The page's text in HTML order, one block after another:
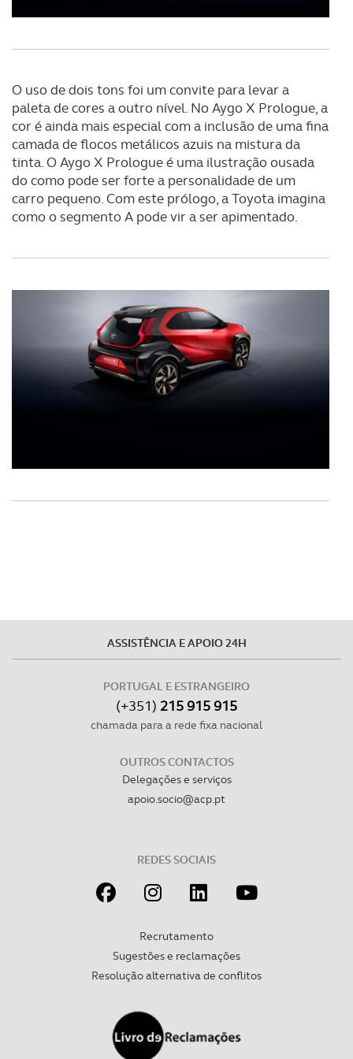
necessário no contexto dos serviços a prestar.
experiência de navegação no Website e nos serviços
disponibilizados.
Consulte a política de cookies do site.
O uso de dois tons foi um convite para levar a
paleta de cores a outro nível. No Aygo X Prologue, a
cor é ainda mais especial com a inclusão de uma fina
camada de flocos metálicos azuis na mistura da
tinta. O Aygo X Prologue é uma ilustração ousada
do como pode ser forte a personalidade de um
carro pequeno. Com este prólogo, a Toyota imagina
como o segmento A pode vir a ser apimentado.
ASSISTÊNCIA E APOIO 24H
PORTUGAL E ESTRANGEIRO
(+351) 215 915 915
chamada para a rede fixa nacional
OUTROS CONTACTOS
Delegações e serviços
apoio.socio@acp.pt
REDES SOCIAIS
Recrutamento
Sugestões e reclamações
Resolução alternativa de conflitos